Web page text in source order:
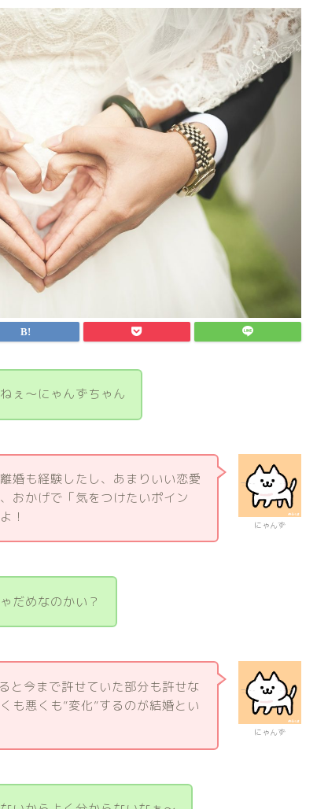
ぇ～にゃんずちゃん
にゃんず
婚も経験したし、あまりいい恋愛
おかげで「気をつけたいポイン
！
だめなのかい？
にゃんず
と今まで許せていた部分も許せな
も悪くも”変化”するのが結婚とい